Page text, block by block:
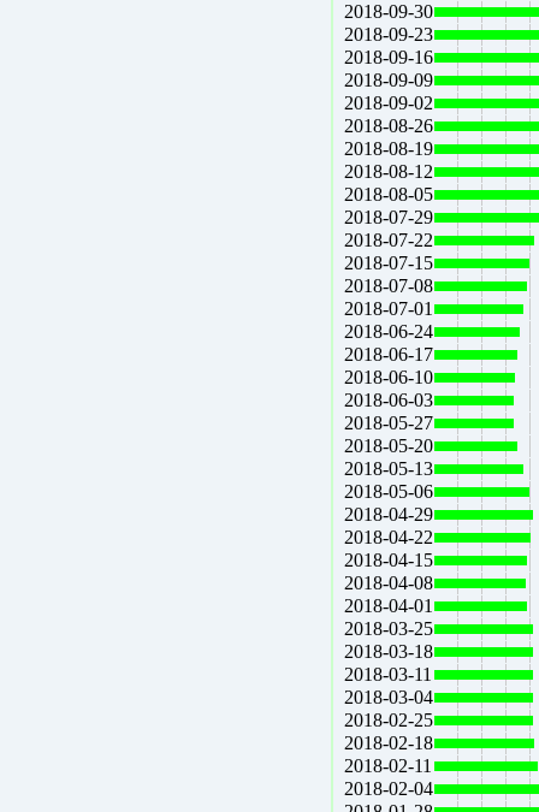
2018-09-30
2018-09-23
2018-09-16
2018-09-09
2018-09-02
2018-08-26
2018-08-19
2018-08-12
2018-08-05
2018-07-29
2018-07-22
2018-07-15
2018-07-08
2018-07-01
2018-06-24
2018-06-17
2018-06-10
2018-06-03
2018-05-27
2018-05-20
2018-05-13
2018-05-06
2018-04-29
2018-04-22
2018-04-15
2018-04-08
2018-04-01
2018-03-25
2018-03-18
2018-03-11
2018-03-04
2018-02-25
2018-02-18
2018-02-11
2018-02-04